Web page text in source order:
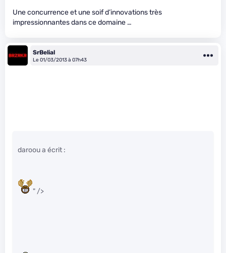
Une concurrence et une soif d’innovations très
impressionnantes dans ce domaine …
SrBelial
Le 01/03/2013 à 07h43
daroou a écrit :
" />